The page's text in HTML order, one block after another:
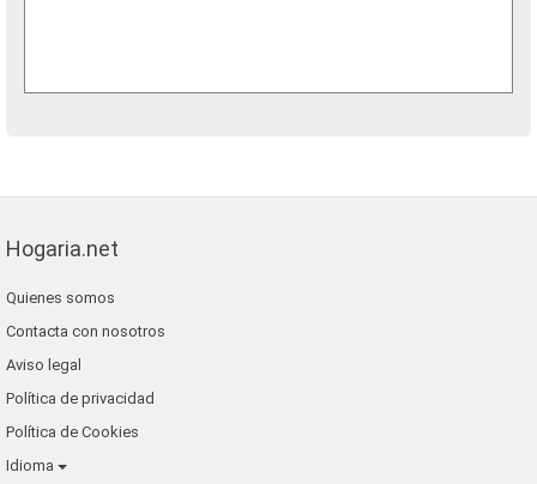
Hogaria.net
Quienes somos
Contacta con nosotros
Aviso legal
Política de privacidad
Política de Cookies
Idioma